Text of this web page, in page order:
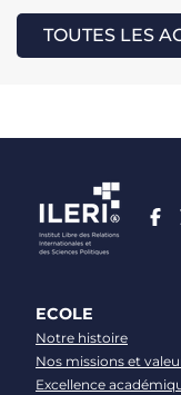
TOUTES LES
ECOLE
Notre histoire
Nos missions et
Excellence